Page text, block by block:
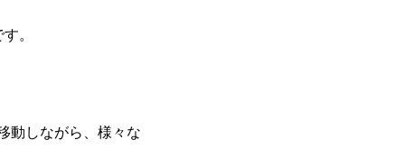
。
動しながら、様々な